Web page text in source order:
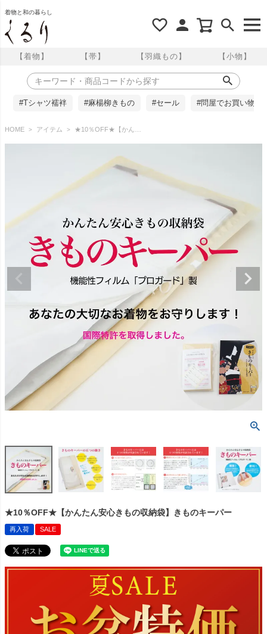
着物と和の暮らし
【着物】 【帯】 【羽織もの】 【小物】
#Tシャツ襦袢 #麻楊柳きもの #セール #問屋でお買い物
HOME アイテム ★10％OFF★【かんたん安心きもの収納袋】きものキーパー
★10％OFF★【かんたん安心きもの収納袋】きものキーパー
再入荷 SALE